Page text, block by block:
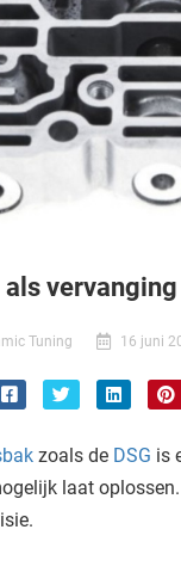
als
Tuning 16 juni
zoals de DSG is
laat